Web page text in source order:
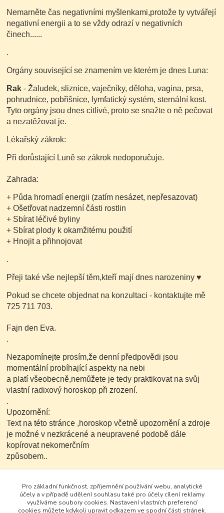
Nemarněte čas negativními myšlenkami,protože ty vytvářejí
negativní energii a to se vždy odrazí v negativních
činech......
.
Orgány související se znamením ve kterém je dnes Luna:
Rak - Žaludek, sliznice, vaječníky, děloha, vagina, prsa,
pohrudnice, pobřišnice, lymfatický systém, sternální kost.
Tyto orgány jsou dnes citlivé, proto se snažte o ně pečovat
a nezatěžovat je.
Lékařský zákrok:
Při dorůstající Luně se zákrok nedoporučuje.
Zahrada:
+ Půda hromadí energii (zatím nesázet, nepřesazovat)
+ Ošetřovat nadzemní části rostlin
+ Sbírat léčivé byliny
+ Sbírat plody k okamžitému použití
+ Hnojit a přihnojovat
.
Přeji také vše nejlepší těm,kteří mají dnes narozeniny♥
Pokud se chcete objednat na konzultaci - kontaktujte mě
725 711 703.
Fajn den Eva.
.
Nezapomínejte prosím,že denní předpovědi jsou
momentální probíhající aspekty na nebi
a platí všeobecně,nemůžete je tedy praktikovat na svůj
vlastní radixový horoskop při zrození.
.
Upozornění:
Text na této stránce ,horoskop včetně upozornění a zdroje
je možné v nezkrácené a neupravené podobě dále
kopírovat nekomerčním
způsobem..
Pro základní funkčnost, zpříjemnění používání webu, analytické
účely a v případě udělení souhlasu také pro účely cílení reklamy
využíváme soubory cookies. Nastavení vlastních preferencí
cookies můžete kdykoli upravit odkazem ve spodní části stránek.